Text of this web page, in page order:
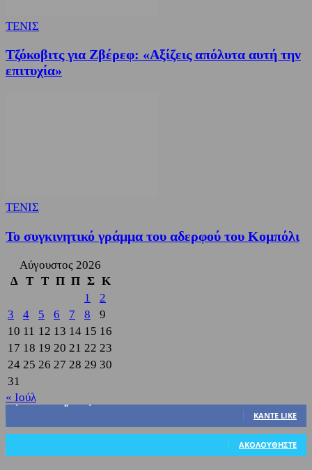
ΤΕΝΙΣ
Τζόκοβιτς για Ζβέρεφ: «Αξίζεις απόλυτα αυτή την
επιτυχία»
ΤΕΝΙΣ
Το συγκινητικό γράμμα του αδερφού του Κομπόλι
Αύγουστος 2026
Δ
Τ Τ Π Π Σ Κ
1
2
3
4 5 6 7 8
9
10 11 12 13 14 15 16
17 18 19 20 21 22 23
24 25 26 27 28 29 30
31
« Ιούλ
3,822
ΚΆΝΤΕ LIKE
ΑΚΟΛΟΥΘΉΣΤΕ